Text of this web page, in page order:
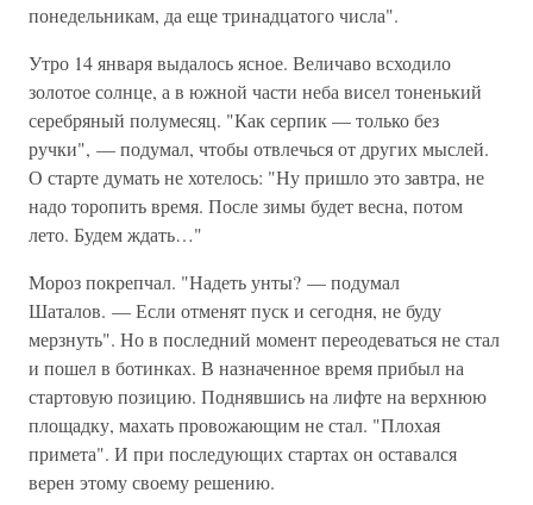
понедельникам, да еще тринадцатого числа".
Утро 14 января выдалось ясное. Величаво всходило
золотое солнце, а в южной части неба висел тоненький
серебряный полумесяц. "Как серпик — только без
ручки", — подумал, чтобы отвлечься от других мыслей.
О старте думать не хотелось: "Ну пришло это завтра, не
надо торопить время. После зимы будет весна, потом
лето. Будем ждать…"
Мороз покрепчал. "Надеть унты? — подумал
Шаталов. — Если отменят пуск и сегодня, не буду
мерзнуть". Но в последний момент переодеваться не стал
и пошел в ботинках. В назначенное время прибыл на
стартовую позицию. Поднявшись на лифте на верхнюю
площадку, махать провожающим не стал. "Плохая
примета". И при последующих стартах он оставался
верен этому своему решению.